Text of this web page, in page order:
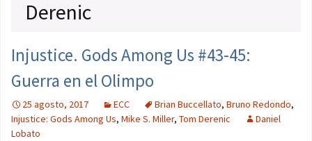
Derenic
Injustice. Gods Among Us #43-45:
Guerra en el Olimpo
25 agosto, 2017 ECC Brian Buccellato, Bruno Redondo,
Injustice: Gods Among Us, Mike S. Miller, Tom Derenic
Daniel
Lobato